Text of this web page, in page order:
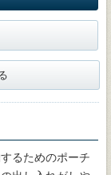
るためのポーチ